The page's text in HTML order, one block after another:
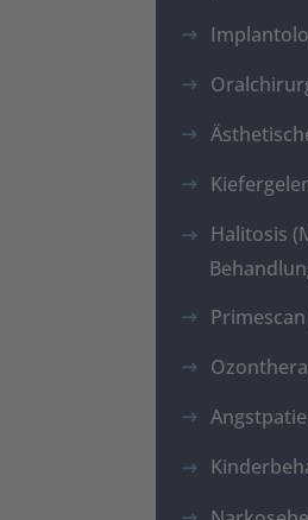
Halitosis